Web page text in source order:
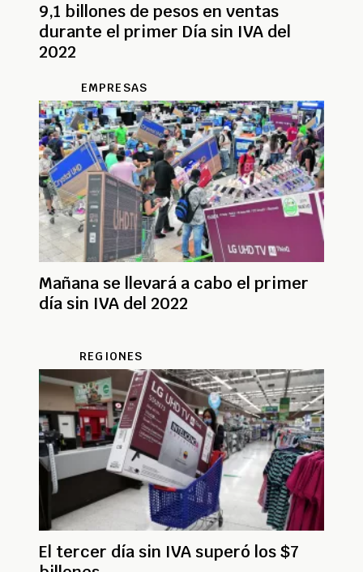
9,1 billones de pesos en ventas
durante el primer Día sin IVA del
2022
EMPRESAS
Mañana se llevará a cabo el primer
día sin IVA del 2022
REGIONES
El tercer día sin IVA superó los $7